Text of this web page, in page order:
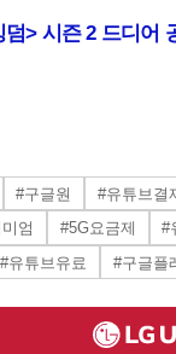
> 시즌 2 드디어
#구글원 #유튜브결
엄 #5G요금제
#
#유튜브유료 #구글플